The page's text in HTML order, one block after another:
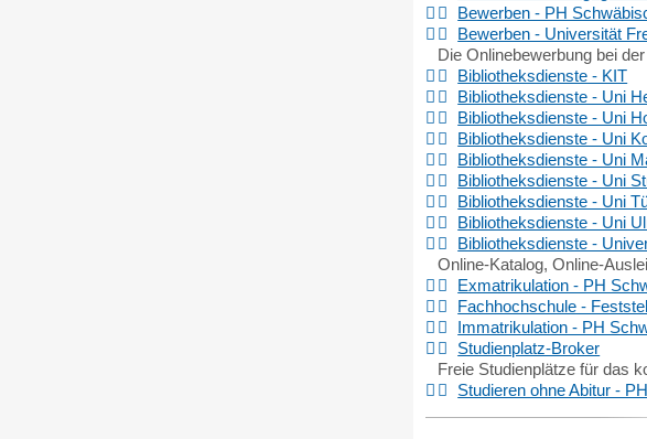
Bewerben - PH
Bewerben - Universität
Die Onlinebewerbung bei
Bibliotheksdienste - KIT
Bibliotheksdienste - Uni
Bibliotheksdienste - Uni
Bibliotheksdienste - Uni
Bibliotheksdienste - Uni
Bibliotheksdienste - Uni
Bibliotheksdienste - Uni
Bibliotheksdienste - Uni
Bibliotheksdienste -
Online-Katalog, Online-
Exmatrikulation - PH
Fachhochschule -
Immatrikulation - PH
Studienplatz-Broker
Freie Studienplätze für das
Studieren ohne Abitur -